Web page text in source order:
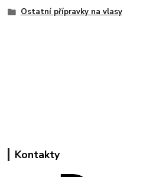
Ostatní přípravky na vlasy
Kontakty